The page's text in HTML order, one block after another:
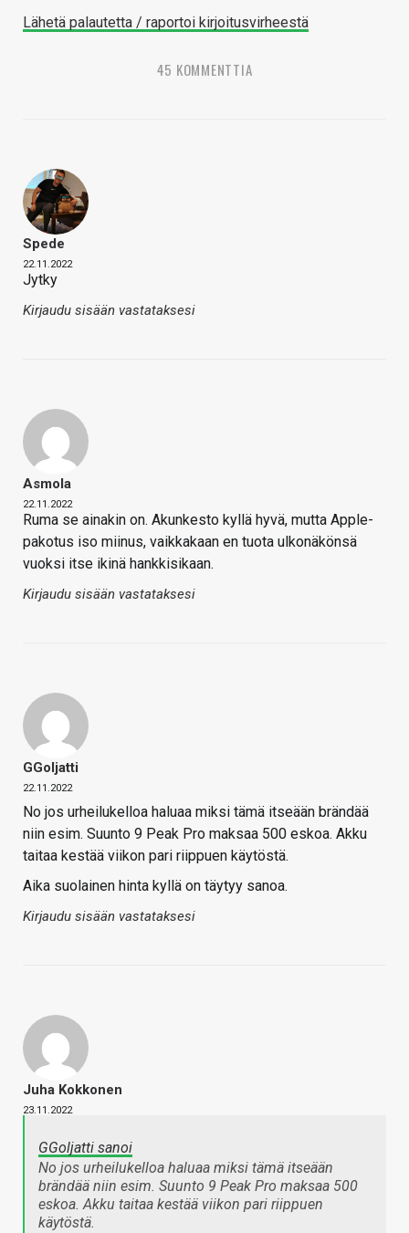
Lähetä palautetta / raportoi kirjoitusvirheestä
45 KOMMENTTIA
Spede
22.11.2022
Jytky
Kirjaudu sisään vastataksesi
Asmola
22.11.2022
Ruma se ainakin on. Akunkesto kyllä hyvä, mutta Apple-
pakotus iso miinus, vaikkakaan en tuota ulkonäkönsä
vuoksi itse ikinä hankkisikaan.
Kirjaudu sisään vastataksesi
GGoljatti
22.11.2022
No jos urheilukelloa haluaa miksi tämä itseään brändää
niin esim. Suunto 9 Peak Pro maksaa 500 eskoa. Akku
taitaa kestää viikon pari riippuen käytöstä.
Aika suolainen hinta kyllä on täytyy sanoa.
Kirjaudu sisään vastataksesi
Juha Kokkonen
23.11.2022
GGoljatti sanoi
No jos urheilukelloa haluaa miksi tämä itseään
brändää niin esim. Suunto 9 Peak Pro maksaa 500
eskoa. Akku taitaa kestää viikon pari riippuen
käytöstä.